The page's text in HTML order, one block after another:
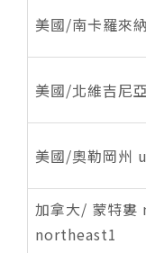
美國/南卡羅來
美國/北維吉尼
美國/奧勒岡州
加拿大/ 蒙特
northeast1